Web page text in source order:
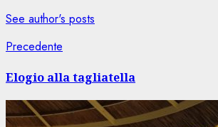
See author's posts
Navigazione
articolo
Precedente
Elogio alla tagliatella